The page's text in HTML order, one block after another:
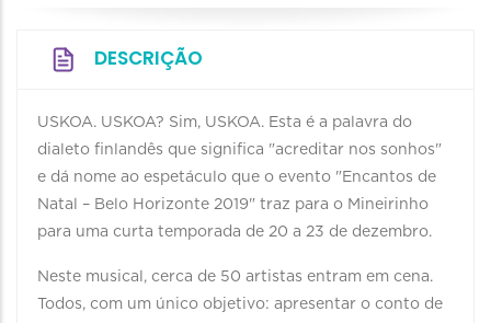
DESCRIÇÃO
USKOA. USKOA? Sim, USKOA. Esta é a palavra do
dialeto finlandês que significa "acreditar nos sonhos"
e dá nome ao espetáculo que o evento "Encantos de
Natal – Belo Horizonte 2019" traz para o Mineirinho
para uma curta temporada de 20 a 23 de dezembro.
Neste musical, cerca de 50 artistas entram em cena.
Todos, com um único objetivo: apresentar o conto de